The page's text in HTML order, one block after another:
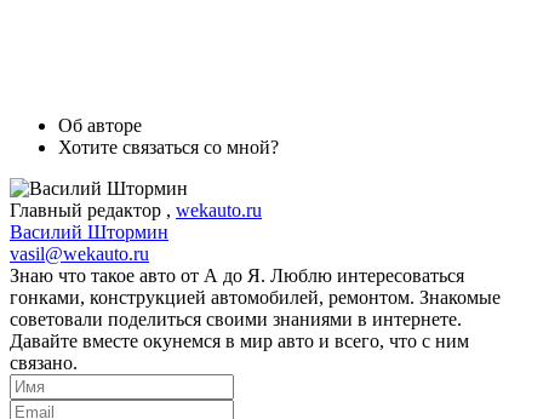
Об авторе
Хотите связаться со мной?
Главный редактор , wekauto.ru
Василий Штормин
vasil@wekauto.ru
Знаю что такое авто от А до Я. Люблю интересоваться
гонками, конструкцией автомобилей, ремонтом. Знакомые
советовали поделиться своими знаниями в интернете.
Давайте вместе окунемся в мир авто и всего, что с ним
связано.